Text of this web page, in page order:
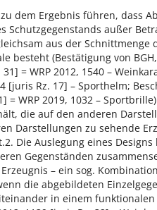
dem Ergebnis führen, dass
Schutzgegenstands außer
aus der Schnittmenge
besteht (Bestätigung von
= WRP 2012, 1540 –
[juris Rz. 17] – Sporthelm;
= WRP 2019, 1032 –
die auf den anderen
Darstellungen zu sehende
Die Auslegung eines Designs
Gegenständen
– ein sog.
die abgebildeten
in einem funktionalen